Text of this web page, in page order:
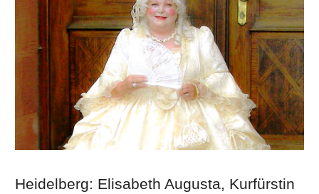
Heidelberg: Elisabeth Augusta, Kurfürstin